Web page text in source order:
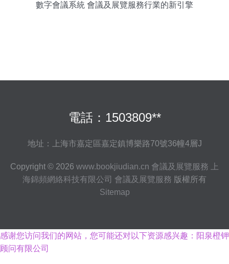
數字會議系統 會議及展覽服務行業的新引擎
電話：1503809**
地址：上海市嘉定區嘉定鎮博樂路70號36幢4層J
Copyright © 2026 www.bookjiudian.cn 會議及展覽服務
上
海錦頻網絡科技有限公司 會議及展覽服務 版權所有
Sitemap
感谢您访问我们的网站，您可能还对以下资源感兴趣：阳泉橙钾
顾问有限公司